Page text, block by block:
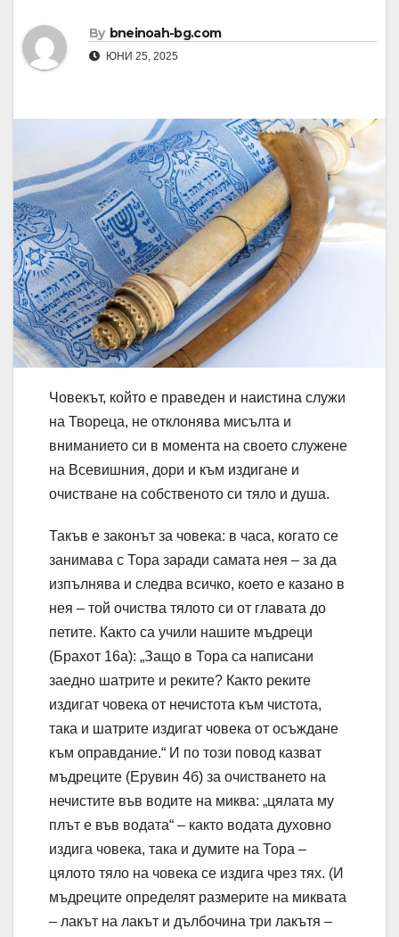
By bneinoah-bg.com
ЮНИ 25, 2025
Човекът, който е праведен и наистина служи
на Твореца, не отклонява мисълта и
вниманието си в момента на своето служене
на Всевишния, дори и към издигане и
очистване на собственото си тяло и душа.
Такъв е законът за човека: в часа, когато се
занимава с Тора заради самата нея – за да
изпълнява и следва всичко, което е казано в
нея – той очиства тялото си от главата до
петите. Както са учили нашите мъдреци
(Брахот 16а): „Защо в Тора са написани
заедно шатрите и реките? Както реките
издигат човека от нечистота към чистота,
така и шатрите издигат човека от осъждане
към оправдание.“ И по този повод казват
мъдреците (Ерувин 4б) за очистването на
нечистите във водите на миква: „цялата му
плът е във водата“ – както водата духовно
издига човека, така и думите на Тора –
цялото тяло на човека се издига чрез тях. (И
мъдреците определят размерите на миквата
– лакът на лакът и дълбочина три лакътя –